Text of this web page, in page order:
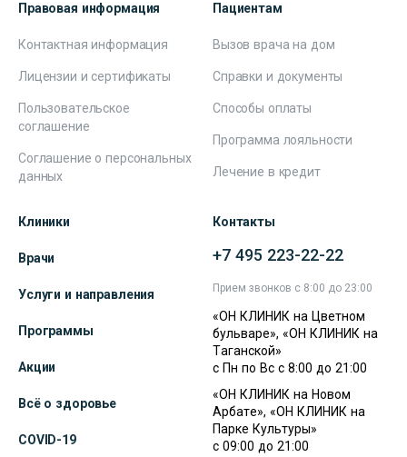
Правовая информация
Контактная информация
Лицензии и сертификаты
Пользовательское
соглашение
Соглашение о персональных
данных
Пациентам
Вызов врача на дом
Справки и документы
Способы оплаты
Программа лояльности
Лечение в кредит
Клиники
Врачи
Услуги и направления
Программы
Акции
Всё о здоровье
COVID-19
Контакты
+7 495 223-22-22
Прием звонков с 8:00 до 23:00
«ОН КЛИНИК на Цветном
бульваре», «ОН КЛИНИК на
Таганской»
с Пн по Вс с 8:00 до 21:00
«ОН КЛИНИК на Новом
Арбате», «ОН КЛИНИК на
Парке Культуры»
с 09:00 до 21:00